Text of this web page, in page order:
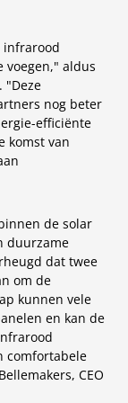
infrarood
voegen," aldus
"Deze
nog beter
efficiënte
komst van
de solar
duurzame
dat twee
om de
kunnen vele
en kan de
comfortabele
CEO